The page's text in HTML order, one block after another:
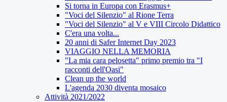
Si torna in Europa con Erasmus+
"Voci del Silenzio" al Rione Terra
"Voci del Silenzio" al V e VIII Circolo Didattico
C'era una volta...
20 anni di Safer Internet Day 2023
VIAGGIO NELLA MEMORIA
"La mia cara pelosetta" primo premio tra "I
racconti dell'Oasi"
Clean up the world
L'agenda 2030 diventa mosaico
Attività 2021/2022